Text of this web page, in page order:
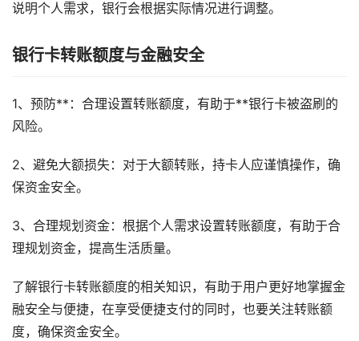
说明个人需求，银行会根据实际情况进行调整。
银行卡转账额度与金融安全
1、预防**：合理设置转账额度，有助于**银行卡被盗刷的
风险。
2、避免大额损失：对于大额转账，持卡人应谨慎操作，确
保资金安全。
3、合理规划资金：根据个人需求设置转账额度，有助于合
理规划资金，提高生活质量。
了解银行卡转账额度的相关知识，有助于用户更好地掌握金
融安全与便捷，在享受便捷支付的同时，也要关注转账额
度，确保资金安全。